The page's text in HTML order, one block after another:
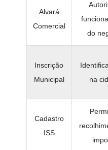
Alvará
Comercial
do
Inscrição
Municipal
na
Cadastro
ISS